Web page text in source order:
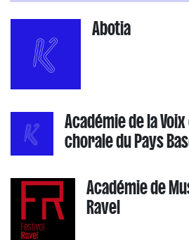
Abotia
Académie de la
chorale du Pays
Académie de
Ravel